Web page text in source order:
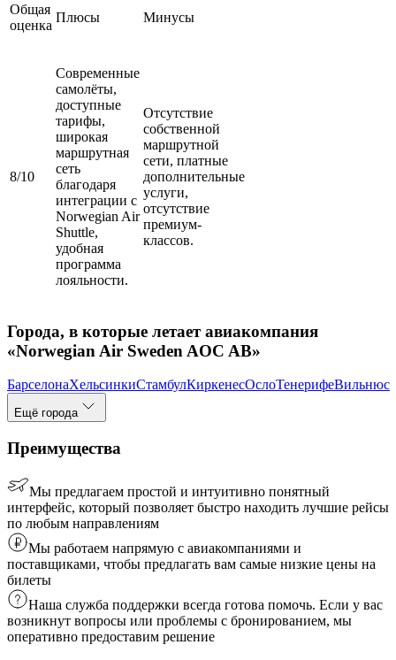
Общая
оценка
Плюсы Минусы
8/10
Современные
самолёты,
доступные
тарифы,
широкая
маршрутная
сеть
благодаря
интеграции с
Norwegian Air
Shuttle,
удобная
программа
лояльности.
Отсутствие
собственной
маршрутной
сети, платные
дополнительные
услуги,
отсутствие
премиум-
классов.
Города, в которые летает авиакомпания
«Norwegian Air Sweden AOC AB»
БарселонаХельсинкиСтамбулКиркенесОслоТенерифеВильнюс
Ещё города
Преимущества
Мы предлагаем простой и интуитивно понятный
интерфейс, который позволяет быстро находить лучшие рейсы
по любым направлениям
Мы работаем напрямую с авиакомпаниями и
поставщиками, чтобы предлагать вам самые низкие цены на
билеты
Наша служба поддержки всегда готова помочь. Если у вас
возникнут вопросы или проблемы с бронированием, мы
оперативно предоставим решение